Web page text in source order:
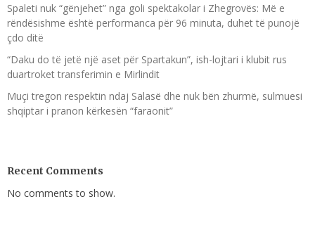
Spaleti nuk “gënjehet” nga goli spektakolar i Zhegrovës: Më e
rëndësishme është performanca për 96 minuta, duhet të punojë
çdo ditë
“Daku do të jetë një aset për Spartakun”, ish-lojtari i klubit rus
duartroket transferimin e Mirlindit
Muçi tregon respektin ndaj Salasë dhe nuk bën zhurmë, sulmuesi
shqiptar i pranon kërkesën “faraonit”
Recent Comments
No comments to show.